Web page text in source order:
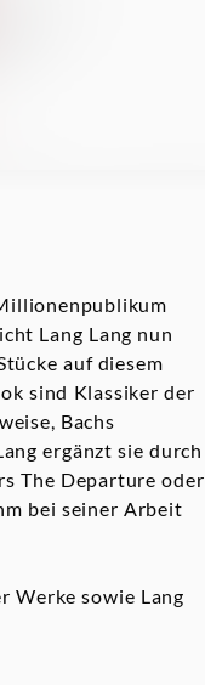
Lang Lang nun
auf diesem
sind Klassiker der
Bachs
ergänzt sie durch
The Departure oder
bei seiner Arbeit
Werke sowie Lang